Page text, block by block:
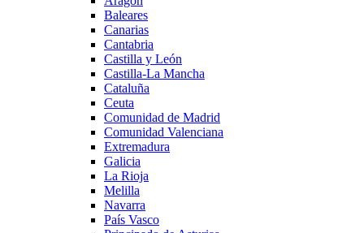
Baleares
Canarias
Cantabria
Castilla y León
Castilla-La Mancha
Cataluña
Ceuta
Comunidad de Madrid
Comunidad Valenciana
Extremadura
Galicia
La Rioja
Melilla
Navarra
País Vasco